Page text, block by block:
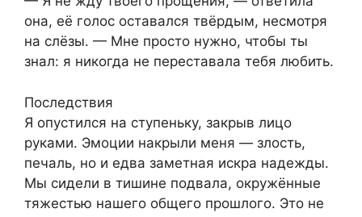
она, её голос оставался твёрдым, несмотря
на слёзы. — Мне просто нужно, чтобы ты
знал: я никогда не переставала тебя любить.
Последствия
Я опустился на ступеньку, закрыв лицо
руками. Эмоции накрыли меня — злость,
печаль, но и едва заметная искра надежды.
Мы сидели в тишине подвала, окружённые
тяжестью нашего общего прошлого. Это не